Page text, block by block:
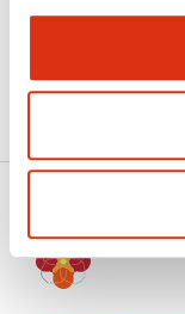
Aanmelden
Excuses, het